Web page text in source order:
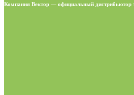
Компания Вектор — официальный дистрибьютор